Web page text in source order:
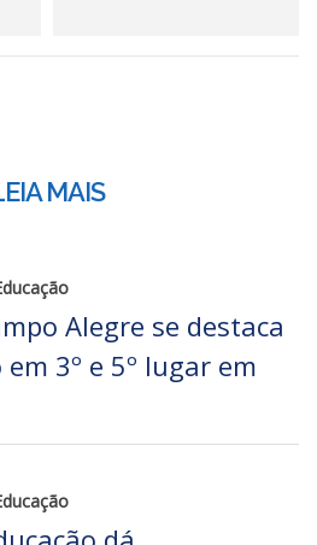
MAIS
Alegre se destaca
3º e 5º lugar em